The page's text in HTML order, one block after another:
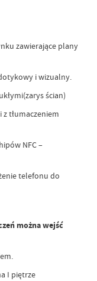
zawierające plany
i wizualny.
ścian)
tłumaczeniem
NFC –
telefonu do
można wejść
I piętrze